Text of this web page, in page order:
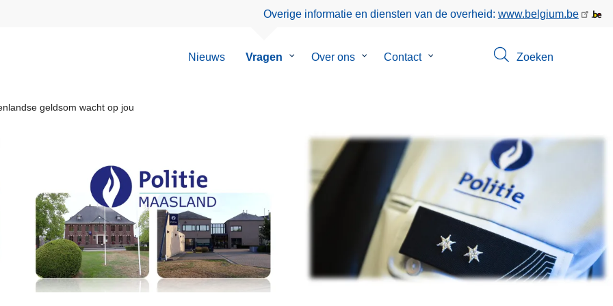
Overige informatie en diensten van de overheid: www.belgium.be
Nieuws Vragen
SubmenuOver ons
Submenu
Contact
Submenu
Zoeken
geldsom wacht op jou